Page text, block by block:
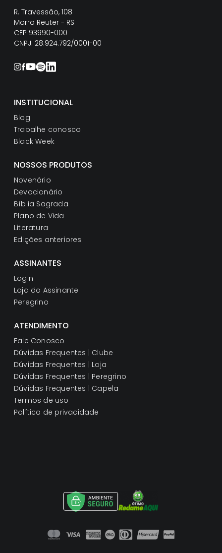
R. Travessão, 108
Morro Reuter - RS
CEP 93990-000
CNPJ: 28.924.792/0001-00
INSTITUCIONAL
Blog
Trabalhe conosco
Black Week
NOSSOS PRODUTOS
Novenário
Devocionário
Bíblia Sagrada
Plano de Vida
Literatura
Edições anteriores
ASSINANTES
Login
Loja do Assinante
Peregrino
ATENDIMENTO
Fale Conosco
Dúvidas Frequentes | Clube
Dúvidas Frequentes | Loja
Dúvidas Frequentes | Peregrino
Dúvidas Frequentes | Capela
Termos de uso
Política de privacidade